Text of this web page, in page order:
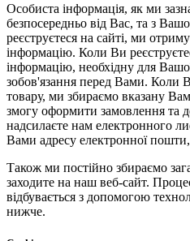
Особиста інформація, як ми
безпосередньо від Вас, та з
реєструєтеся на сайті, ми
інформацію. Коли Ви
інформацію, необхідну для
зобов'язання перед Вами. Коли
товару, ми збираємо вказану
змогу оформити замовлення та
надсилаєте нам електронного
Вами адресу електронної
Також ми постійно збираємо
заходите на наш веб-сайт.
відбувається з допомогою
нижче.